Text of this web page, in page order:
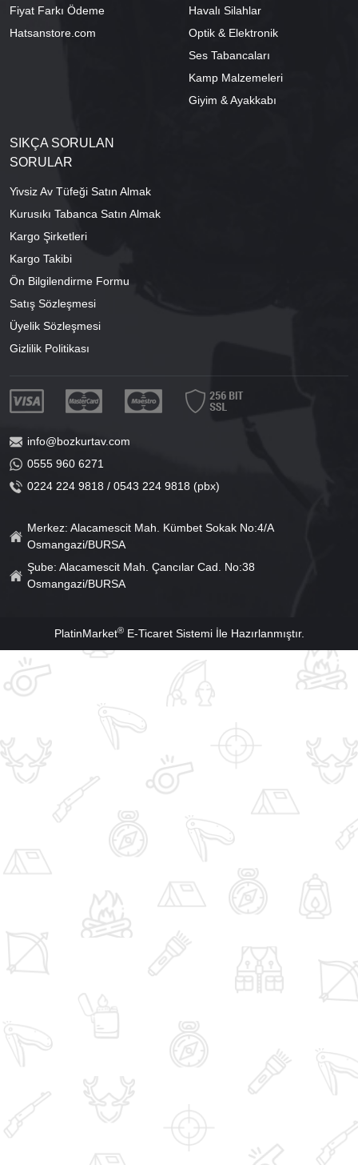
Fiyat Farkı Ödeme
Hatsanstore.com
Havalı Silahlar
Optik & Elektronik
Ses Tabancaları
Kamp Malzemeleri
Giyim & Ayakkabı
SIKÇA SORULAN
SORULAR
Yivsiz Av Tüfeği Satın Almak
Kurusıkı Tabanca Satın Almak
Kargo Şirketleri
Kargo Takibi
Ön Bilgilendirme Formu
Satış Sözleşmesi
Üyelik Sözleşmesi
Gizlilik Politikası
info@bozkurtav.com
0555 960 6271
0224 224 9818 / 0543 224 9818 (pbx)
Merkez: Alacamescit Mah. Kümbet Sokak No:4/A
Osmangazi/BURSA
Şube: Alacamescit Mah. Çancılar Cad. No:38
Osmangazi/BURSA
PlatinMarket®E-Ticaret Sistemiİle Hazırlanmıştır.